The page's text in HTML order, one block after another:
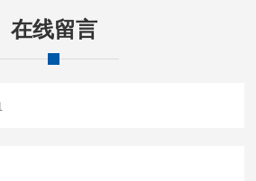
在线留言